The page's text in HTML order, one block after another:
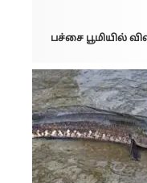
பச்சை பூமியில்